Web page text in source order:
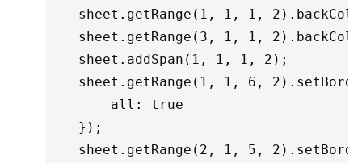
sheet.getRange(1, 1, 1,
sheet.getRange(3, 1, 1,
    sheet.addSpan(1, 1, 1, 2);
sheet.getRange(1, 1, 6,
        all: true
    });
sheet.getRange(2, 1, 5,